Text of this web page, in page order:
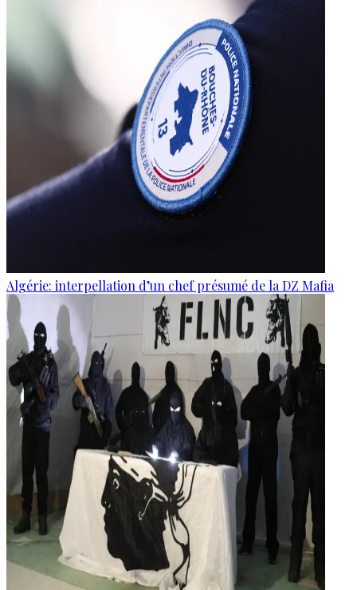
Algérie: interpellation d’un chef présumé de la DZ Mafia